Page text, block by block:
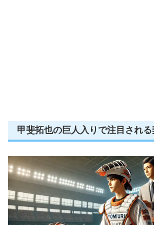
甲斐拓也の巨人入りで注目され